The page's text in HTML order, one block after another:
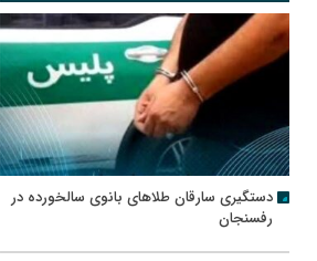
دستگیری سارقان طلاهای بانوی سالخورده در
رفسنجان